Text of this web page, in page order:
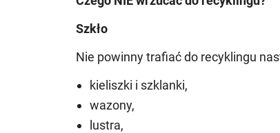
Szkło
Nie powinny trafiać do recyklingu
kieliszki i szklanki,
wazony,
lustra,